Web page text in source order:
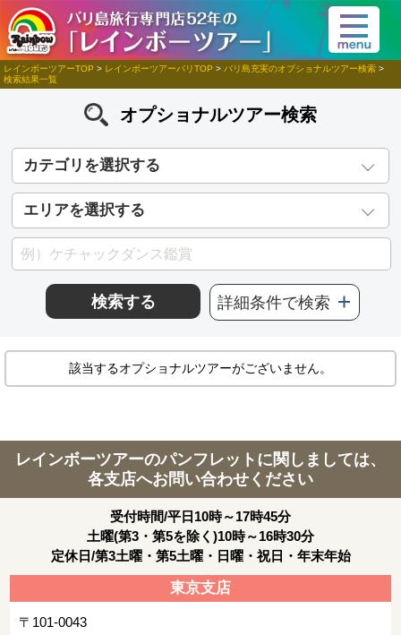
レインボーツアーTOP > レインボーツアーバリTOP > バリ島充実のオプショナルツアー検索 >
検索結果一覧
オプショナルツアー検索
カテゴリを選択する
エリアを選択する
検索する 詳細条件で検索
該当するオプショナルツアーがございません。
レインボーツアーのパンフレットに関しましては、
各支店へお問い合わせください
受付時間/平日10時～17時45分
土曜(第3・第5を除く)10時～16時30分
定休日/第3土曜・第5土曜・日曜・祝日・年末年始
東京支店
〒101-0043